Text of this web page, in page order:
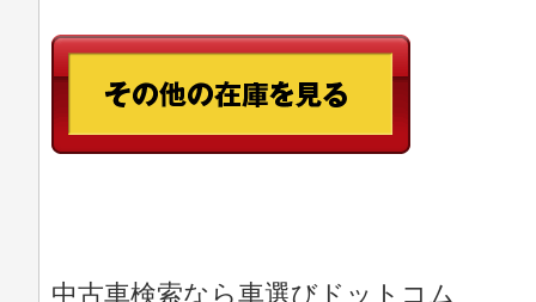
中古車検索なら車選びドットコム